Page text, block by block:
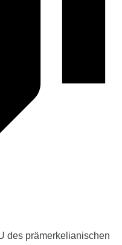
des prämerkelianischen